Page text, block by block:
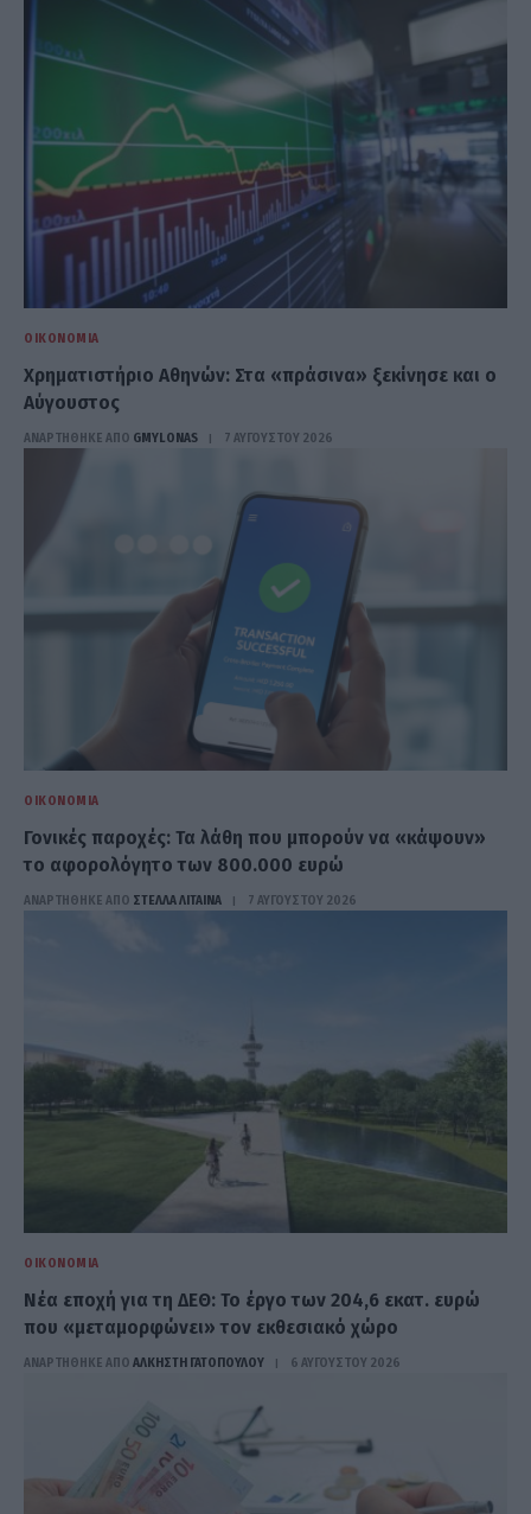
ΟΙΚΟΝΟΜΊΑ
Χρηματιστήριο Αθηνών: Στα «πράσινα» ξεκίνησε και ο
Αύγουστος
ΑΝΑΡΤΗΘΗΚΕ ΑΠΟ GMYLONAS 7 ΑΥΓΟΎΣΤΟΥ 2026
ΟΙΚΟΝΟΜΊΑ
Γονικές παροχές: Τα λάθη που μπορούν να «κάψουν»
το αφορολόγητο των 800.000 ευρώ
ΑΝΑΡΤΗΘΗΚΕ ΑΠΟ ΣΤΈΛΛΑ ΛΊΤΑΙΝΑ 7 ΑΥΓΟΎΣΤΟΥ 2026
ΟΙΚΟΝΟΜΊΑ
Νέα εποχή για τη ΔΕΘ: Το έργο των 204,6 εκατ. ευρώ
που «μεταμορφώνει» τον εκθεσιακό χώρο
ΑΝΑΡΤΗΘΗΚΕ ΑΠΟ ΆΛΚΗΣΤΗ ΓΑΤΟΠΟΎΛΟΥ 6 ΑΥΓΟΎΣΤΟΥ 2026